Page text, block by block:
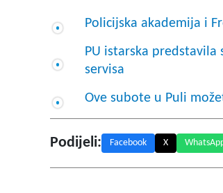
Policijska akademija i
PU istarska
servisa
Ove subote u Puli
Podijeli: Facebook X